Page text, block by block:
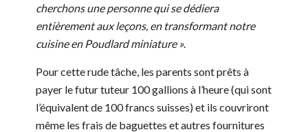
cherchons une personne qui se dédiera
entièrement aux leçons, en transformant notre
cuisine en Poudlard miniature ».
Pour cette rude tâche, les parents sont prêts à
payer le futur tuteur 100 gallions à l’heure (qui sont
l’équivalent de 100 francs suisses) et ils couvriront
même les frais de baguettes et autres fournitures